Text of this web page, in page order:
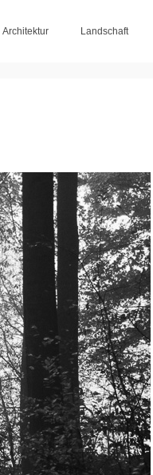
Architektur Landschaft